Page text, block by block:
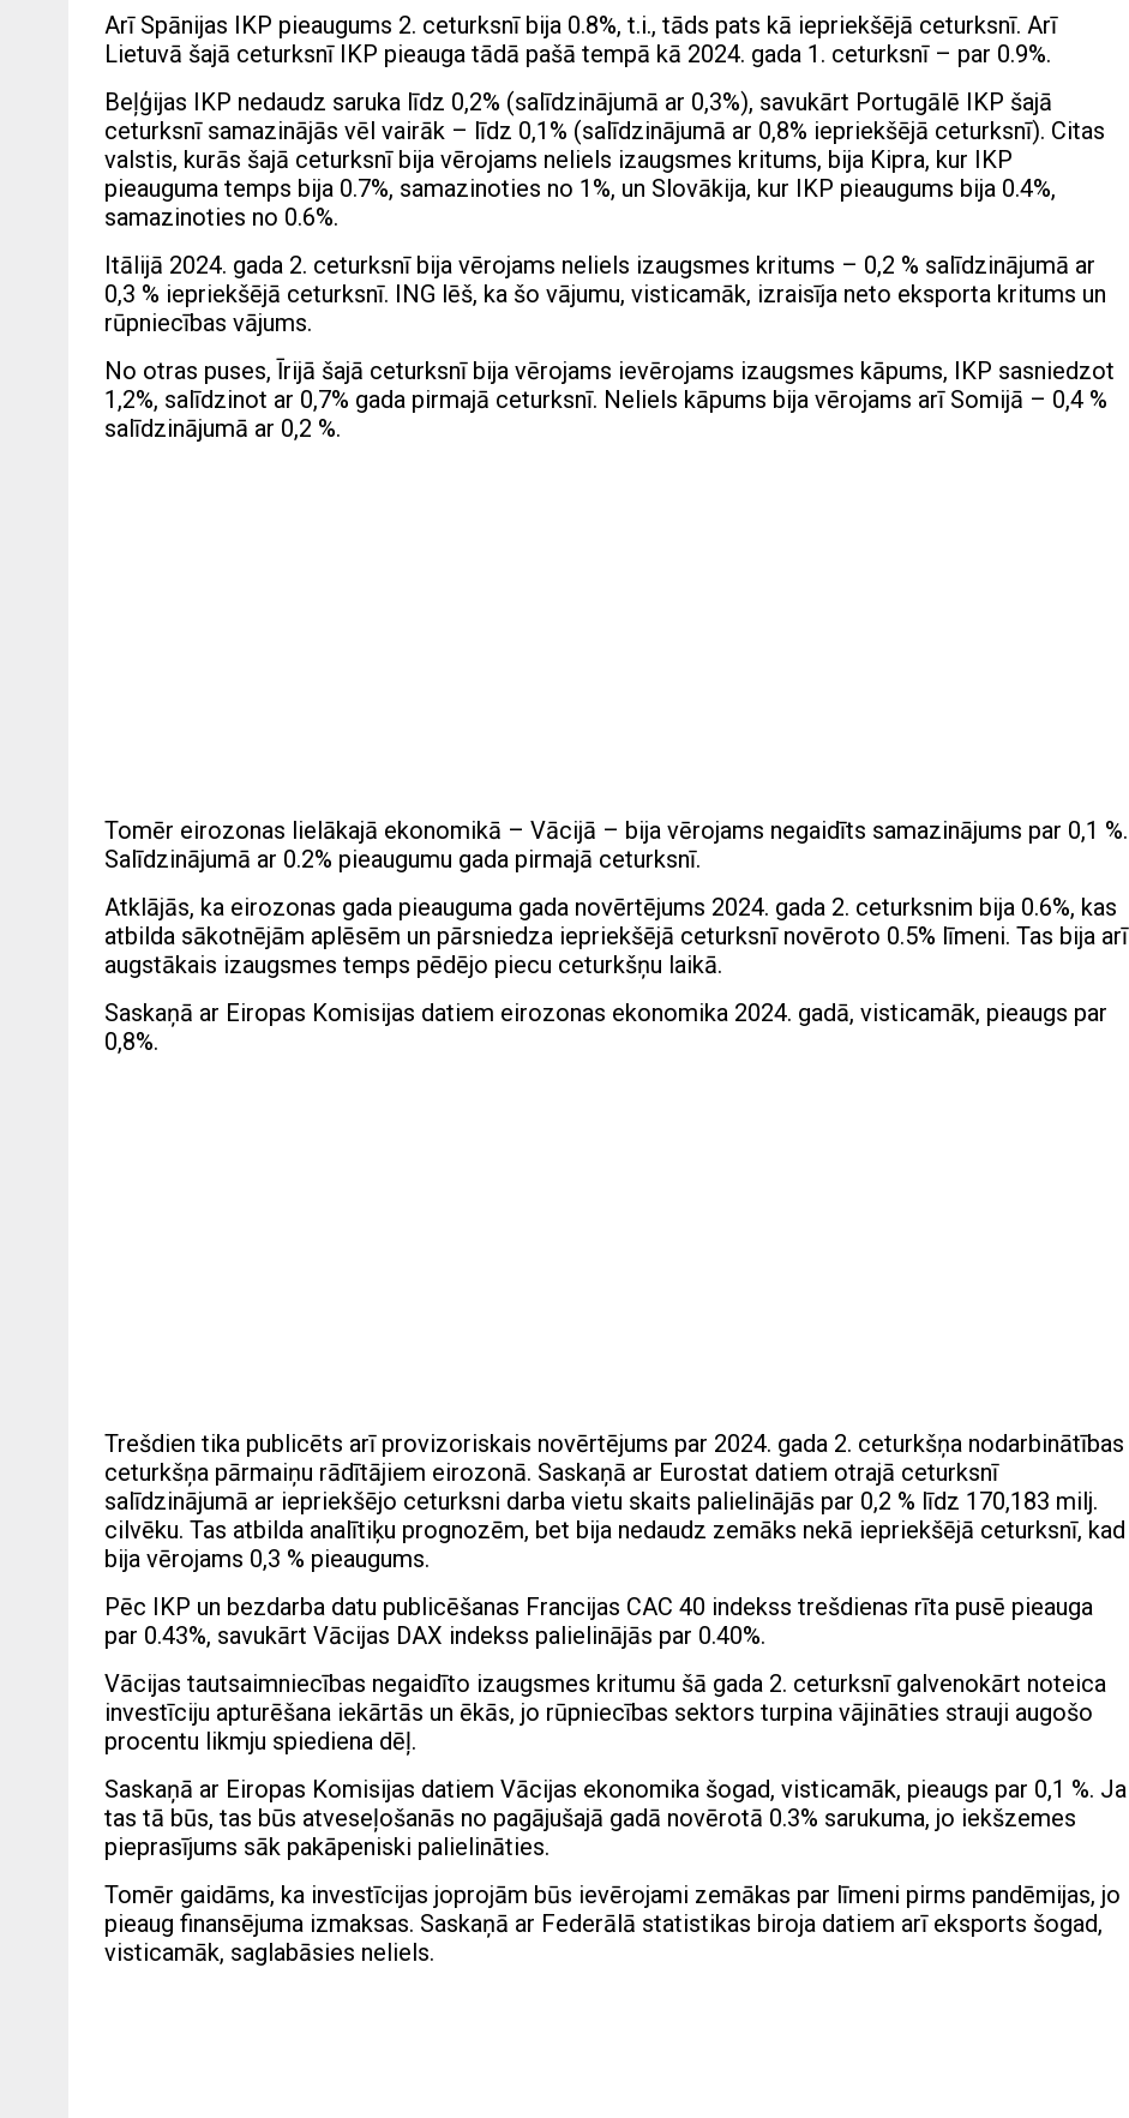
Arī Spānijas IKP pieaugums 2. ceturksnī bija 0.8%, t.i., tāds pats kā iepriekšējā ceturksnī. Arī
Lietuvā šajā ceturksnī IKP pieauga tādā pašā tempā kā 2024. gada 1. ceturksnī – par 0.9%.
Beļģijas IKP nedaudz saruka līdz 0,2% (salīdzinājumā ar 0,3%), savukārt Portugālē IKP šajā
ceturksnī samazinājās vēl vairāk – līdz 0,1% (salīdzinājumā ar 0,8% iepriekšējā ceturksnī). Citas
valstis, kurās šajā ceturksnī bija vērojams neliels izaugsmes kritums, bija Kipra, kur IKP
pieauguma temps bija 0.7%, samazinoties no 1%, un Slovākija, kur IKP pieaugums bija 0.4%,
samazinoties no 0.6%.
Itālijā 2024. gada 2. ceturksnī bija vērojams neliels izaugsmes kritums – 0,2 % salīdzinājumā ar
0,3 % iepriekšējā ceturksnī. ING lēš, ka šo vājumu, visticamāk, izraisīja neto eksporta kritums un
rūpniecības vājums.
No otras puses, Īrijā šajā ceturksnī bija vērojams ievērojams izaugsmes kāpums, IKP sasniedzot
1,2%, salīdzinot ar 0,7% gada pirmajā ceturksnī. Neliels kāpums bija vērojams arī Somijā – 0,4 %
salīdzinājumā ar 0,2 %.
Tomēr eirozonas lielākajā ekonomikā – Vācijā – bija vērojams negaidīts samazinājums par 0,1 %.
Salīdzinājumā ar 0.2% pieaugumu gada pirmajā ceturksnī.
Atklājās, ka eirozonas gada pieauguma gada novērtējums 2024. gada 2. ceturksnim bija 0.6%, kas
atbilda sākotnējām aplēsēm un pārsniedza iepriekšējā ceturksnī novēroto 0.5% līmeni. Tas bija arī
augstākais izaugsmes temps pēdējo piecu ceturkšņu laikā.
Saskaņā ar Eiropas Komisijas datiem eirozonas ekonomika 2024. gadā, visticamāk, pieaugs par
0,8%.
Trešdien tika publicēts arī provizoriskais novērtējums par 2024. gada 2. ceturkšņa nodarbinātības
ceturkšņa pārmaiņu rādītājiem eirozonā. Saskaņā ar Eurostat datiem otrajā ceturksnī
salīdzinājumā ar iepriekšējo ceturksni darba vietu skaits palielinājās par 0,2 % līdz 170,183 milj.
cilvēku. Tas atbilda analītiķu prognozēm, bet bija nedaudz zemāks nekā iepriekšējā ceturksnī, kad
bija vērojams 0,3 % pieaugums.
Pēc IKP un bezdarba datu publicēšanas Francijas CAC 40 indekss trešdienas rīta pusē pieauga
par 0.43%, savukārt Vācijas DAX indekss palielinājās par 0.40%.
Vācijas tautsaimniecības negaidīto izaugsmes kritumu šā gada 2. ceturksnī galvenokārt noteica
investīciju apturēšana iekārtās un ēkās, jo rūpniecības sektors turpina vājināties strauji augošo
procentu likmju spiediena dēļ.
Saskaņā ar Eiropas Komisijas datiem Vācijas ekonomika šogad, visticamāk, pieaugs par 0,1 %. Ja
tas tā būs, tas būs atveseļošanās no pagājušajā gadā novērotā 0.3% sarukuma, jo iekšzemes
pieprasījums sāk pakāpeniski palielināties.
Tomēr gaidāms, ka investīcijas joprojām būs ievērojami zemākas par līmeni pirms pandēmijas, jo
pieaug finansējuma izmaksas. Saskaņā ar Federālā statistikas biroja datiem arī eksports šogad,
visticamāk, saglabāsies neliels.